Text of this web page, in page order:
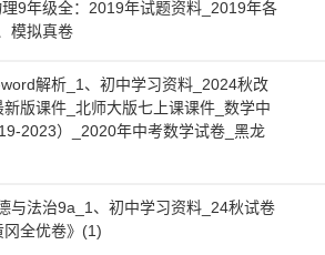
理9年级全：2019年试题资料_2019年各
模拟真卷
解析_1、初中学习资料_2024秋改
版课件_北师大版七上课课件_数学中
2023）_2020年中考数学试卷_黑龙
与法治9a_1、初中学习资料_24秋试卷
冈全优卷》(1)